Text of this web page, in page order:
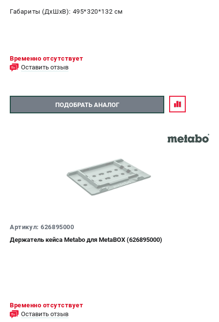
Габариты (ДхШхВ): 495*320*132 см
Временно отсутствует
Оставить отзыв
ПОДОБРАТЬ АНАЛОГ
Артикул: 626895000
Держатель кейса Metabo для MetaBOX (626895000)
Временно отсутствует
Оставить отзыв